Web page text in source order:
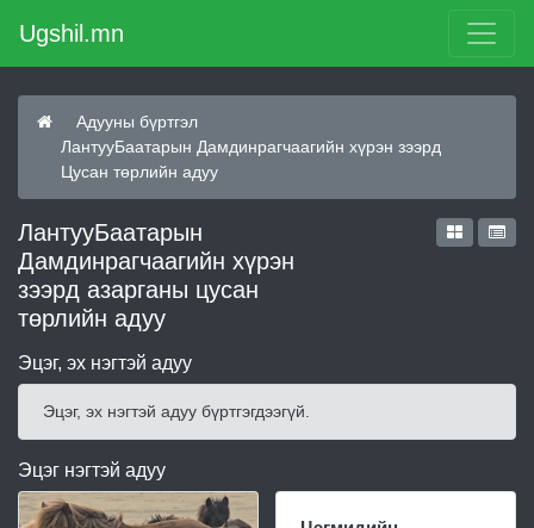
Ugshil.mn
Адууны бүртгэл
ЛантууБаатарын Дамдинрагчаагийн хүрэн зээрд
Цусан төрлийн адуу
ЛантууБаатарын
Дамдинрагчаагийн хүрэн
зээрд азарганы цусан
төрлийн адуу
Эцэг, эх нэгтэй адуу
Эцэг, эх нэгтэй адуу бүртгэгдээгүй.
Эцэг нэгтэй адуу